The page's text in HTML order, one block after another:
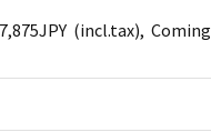
(incl.tax), Coming